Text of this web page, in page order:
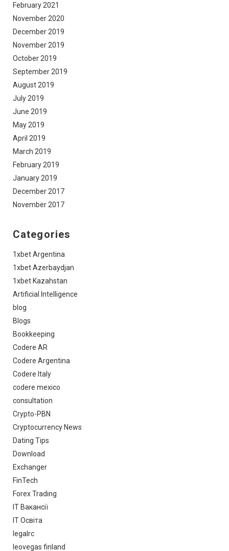
February 2021
November 2020
December 2019
November 2019
October 2019
September 2019
August 2019
July 2019
June 2019
May 2019
April 2019
March 2019
February 2019
January 2019
December 2017
November 2017
Categories
1xbet Argentina
1xbet Azerbaydjan
1xbet Kazahstan
Artificial Intelligence
blog
Blogs
Bookkeeping
Codere AR
Codere Argentina
Codere Italy
codere mexico
consultation
Crypto-PBN
Cryptocurrency News
Dating Tips
Download
Exchanger
FinTech
Forex Trading
IT Вакансії
IT Освіта
legalrc
leovegas finland